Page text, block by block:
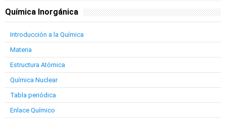
Química Inorgánica
Introducción a la Química
Materia
Estructura Atómica
Química Nuclear
Tabla periódica
Enlace Químico